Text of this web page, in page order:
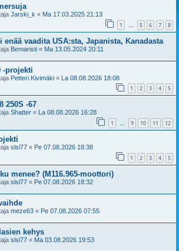
Jarski_k « Ma 17.03.2025 21:13
1 … 5 6 7 8
vaadita USA:sta, Japanista, Kanadasta
Bemaristi « Ma 13.05.2024 20:11
-projekti
Petteri Kivimäki « La 08.08.2026 18:08
1 2 3 4 5
250S -67
Shatter «
La 08.08.2026 16:28
1 … 9 10 11 12
slsl77 « Pe 07.08.2026 18:38
1 2 3 4 5
menee? (M116.965-moottori)
slsl77 « Pe 07.08.2026 18:32
meze63 « Pe 07.08.2026 07:55
kehys
slsl77 « Ma 03.08.2026 19:53